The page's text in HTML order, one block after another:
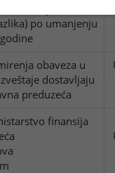
u javnim
po umanjenju
obaveza u
dostavljaju
preduzeća
finansija